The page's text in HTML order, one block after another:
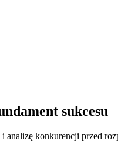
sukcesu
konkurencji przed